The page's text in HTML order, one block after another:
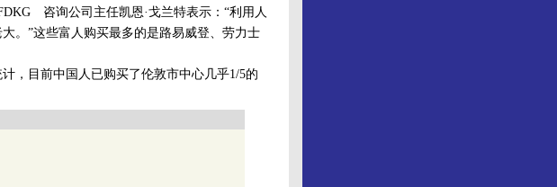
咨询公司主任凯恩·戈兰特表示：“利用人
。”这些富人购买最多的是路易威登、劳力士
目前中国人已购买了伦敦市中心几乎1/5的